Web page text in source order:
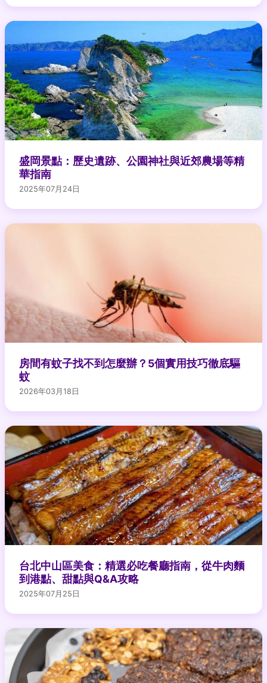
盛岡景點：歷史遺跡、公園神社與近郊農場等精
華指南
2025年07月24日
房間有蚊子找不到怎麼辦？5個實用技巧徹底驅
蚊
2026年03月18日
台北中山區美食：精選必吃餐廳指南，從牛肉麵
到港點、甜點與Q&A攻略
2025年07月25日